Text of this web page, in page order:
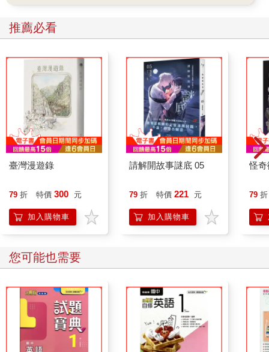
推薦必看
臺灣漫遊錄
79 折 特價 300 元
加入購物車
請解開故事謎底 05
79 折 特價 221 元
加入購物車
怪
79 折
您可能也需要